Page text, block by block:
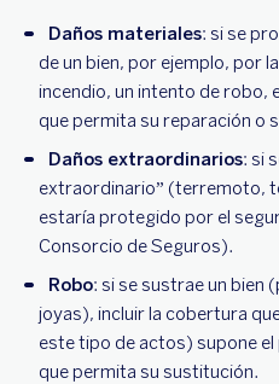
Daños materiales: si se
de un bien, por ejemplo, por
incendio, un intento de robo,
que permita su reparación o
Daños extraordinarios: si
extraordinario” (terremoto,
estaría protegido por el
Consorcio de Seguros).
Robo: si se sustrae un bien
joyas), incluir la cobertura
este tipo de actos) supone
que permita su sustitución.